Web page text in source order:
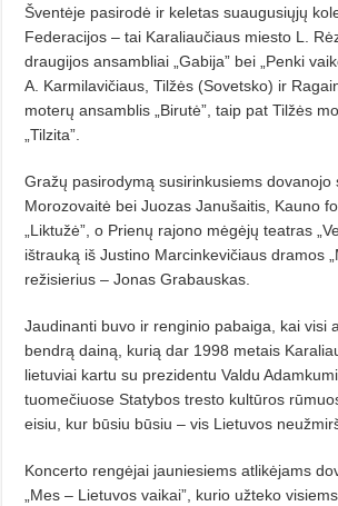
Šventėje pasirodė ir keletas suaugusiųjų
Federacijos – tai Karaliaučiaus miesto L.
draugijos ansambliai „Gabija” bei „Penki
A. Karmilavičiaus, Tilžės (Sovetsko) ir
moterų ansamblis „Birutė”, taip pat Tilžės
„Tilzita”.
Gražų pasirodymą susirinkusiems dovanojo
Morozovaitė bei Juozas Janušaitis, Kauno
„Liktužė”, o Prienų rajono mėgėjų teatras
ištrauką iš Justino Marcinkevičiaus dramos
režisierius – Jonas Grabauskas.
Jaudinanti buvo ir renginio pabaiga, kai visi
bendrą dainą, kurią dar 1998 metais
lietuviai kartu su prezidentu Valdu
tuomečiuose Statybos tresto kultūros
eisiu, kur būsiu būsiu – vis Lietuvos
Koncerto rengėjai jauniesiems atlikėjams
„Mes – Lietuvos vaikai”, kurio užteko